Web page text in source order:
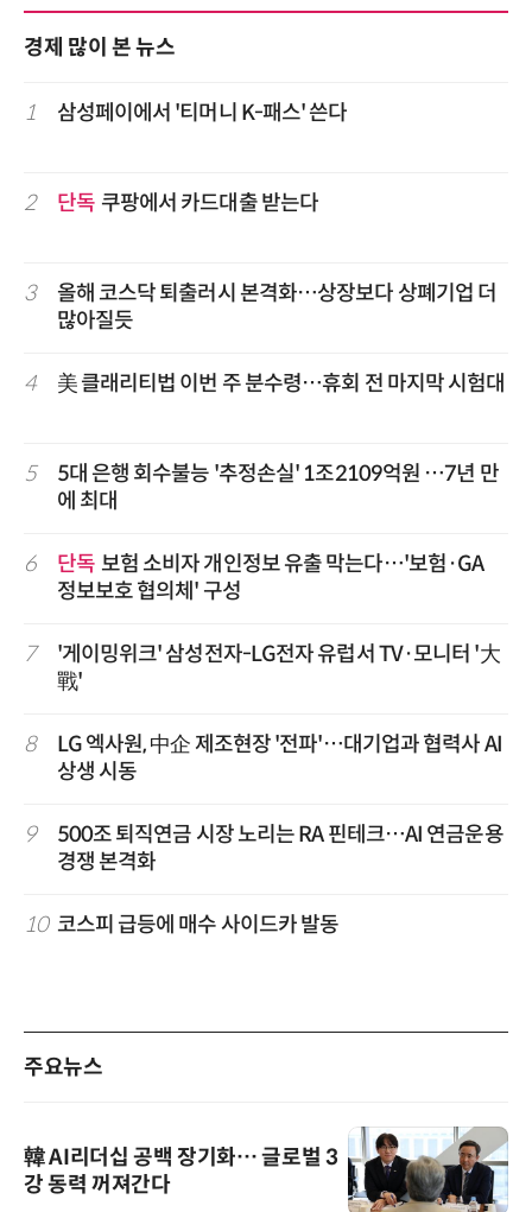
경제 많이 본 뉴스
1 삼성페이에서 '티머니 K-패스' 쓴다
2 단독 쿠팡에서 카드대출 받는다
3
올해 코스닥 퇴출러시 본격화…상장보다 상폐기업 더
많아질듯
4 美 클래리티법 이번 주 분수령…휴회 전 마지막 시험대
5
5대 은행 회수불능 '추정손실' 1조2109억원 …7년 만
에 최대
6 단독 보험 소비자 개인정보 유출 막는다…'보험·GA
정보보호 협의체' 구성
7
'게이밍위크' 삼성전자-LG전자 유럽서 TV·모니터 '大
戰'
8
LG 엑사원, 中企 제조현장 '전파'…대기업과 협력사 AI
상생 시동
9
500조 퇴직연금 시장 노리는 RA 핀테크…AI 연금운용
경쟁 본격화
10 코스피 급등에 매수 사이드카 발동
주요뉴스
韓 AI리더십 공백 장기화… 글로벌 3
강 동력 꺼져간다